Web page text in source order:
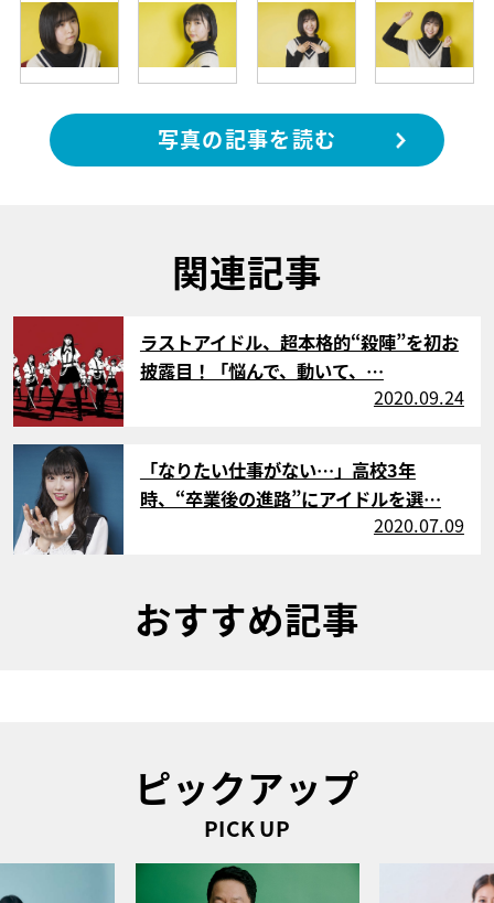
写真の記事を読む
関連記事
サムネイル
ラストアイドル、超本格的“殺陣”を初お
披露目！「悩んで、動いて、…
2020.09.24
サムネイル
「なりたい仕事がない…」高校3年
時、“卒業後の進路”にアイドルを選…
2020.07.09
おすすめ記事
ピックアップ
PICK UP